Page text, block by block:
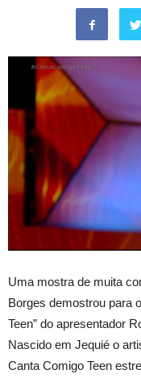
Uma mostra de muita
Borges demostrou para
Teen” do apresentador
Nascido em Jequié o
Canta Comigo Teen